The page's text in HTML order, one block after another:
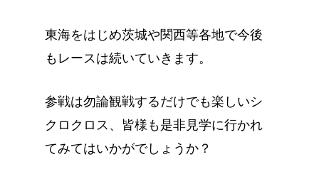
東海をはじめ茨城や関西等各地で今後
もレースは続いていきます。
参戦は勿論観戦するだけでも楽しいシ
クロクロス、皆様も是非見学に行かれ
てみてはいかがでしょうか？